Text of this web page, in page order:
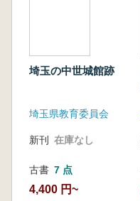
埼玉の中世城館跡
埼玉県教育委員会
新刊 在庫なし
古書 7 点
4,400 円~